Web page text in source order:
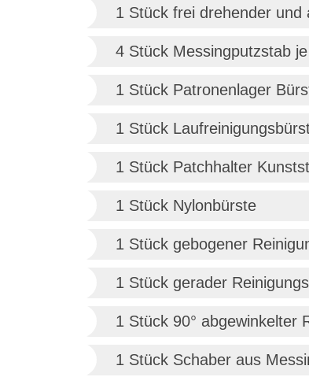
1 Stück frei drehender
4 Stück Messingputzstab
1 Stück Patronenlager
1 Stück
1 Stück Patchhalter
1 Stück Nylonbürste
1 Stück gebogener
1 Stück gerader
1 Stück 90° abgewinkelter
1 Stück Schaber aus